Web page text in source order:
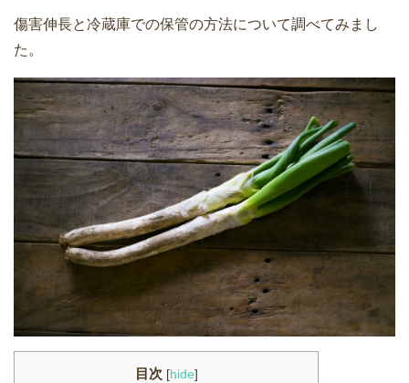
傷害伸長と冷蔵庫での保管の方法について調べてみまし
た。
目次 [hide]